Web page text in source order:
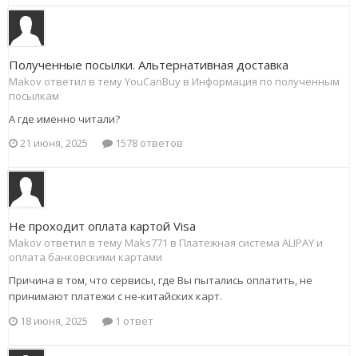
Полученные посылки. Альтернативная доставка
Makov ответил в тему YouCanBuy в Информация по полученным
посылкам
А где именно читали?
21 июня, 2025
1578 ответов
Не проходит оплата картой Visa
Makov ответил в тему Maks771 в Платежная система ALIPAY и
оплата банковскими картами
Причина в том, что сервисы, где Вы пытались оплатить, не
принимают платежи с не-китайских карт.
18 июня, 2025
1 ответ